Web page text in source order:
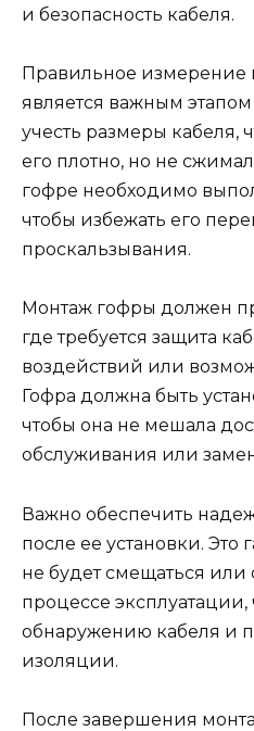
и безопасность кабеля.
Правильное измерение
является важным
учесть размеры кабеля,
его плотно, но не
гофре необходимо
чтобы избежать его
проскальзывания.
Монтаж гофры должен
где требуется защита
воздействий или
Гофра должна быть
чтобы она не мешала
обслуживания или
Важно обеспечить
после ее установки. Это
не будет смещаться или
процессе
обнаружению кабеля и
изоляции.
После завершения